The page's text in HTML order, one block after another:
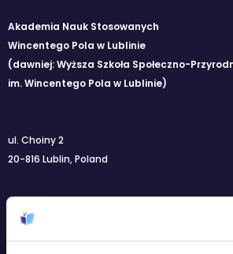
Akademia Nauk Stosowanych
Wincentego Pola w Lublinie
(dawniej: Wyższa Szkoła Społeczno-
im. Wincentego Pola w Lublinie)
ul. Choiny 2
20-816 Lublin, Poland
+48 733 462 462